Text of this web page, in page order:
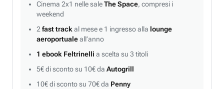
Cinema 2x1 nelle saleThe Space, compresi i
weekend
2 fast track al mese e 1 ingresso alla lounge
aeroportualeall’anno
1 ebook Feltrinelli a scelta su 3 titoli
5€ di sconto su 10€ da Autogrill
10€ di sconto su 70€ da Penny